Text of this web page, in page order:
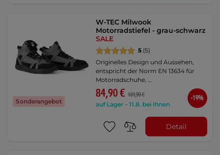
Sonderangebot
W-TEC Milwook
Motorradstiefel - grau-schwarz
SALE
5 (5)
Originelles Design und Aussehen,
entspricht der Norm EN 13634 für
Motorradschuhe, …
84,90 € 104,90 €
auf Lager – 11.8. bei Ihnen
-19%
Detail